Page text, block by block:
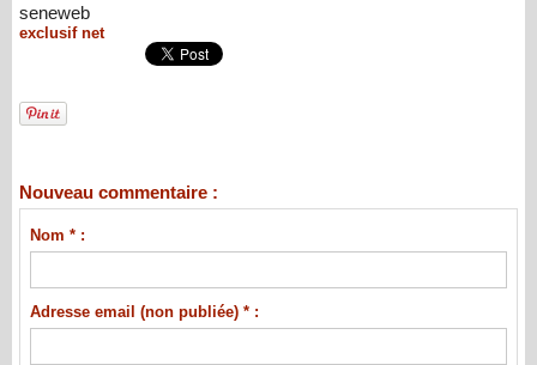
seneweb
exclusif net
Nouveau commentaire :
Nom * :
Adresse email (non publiée) * :